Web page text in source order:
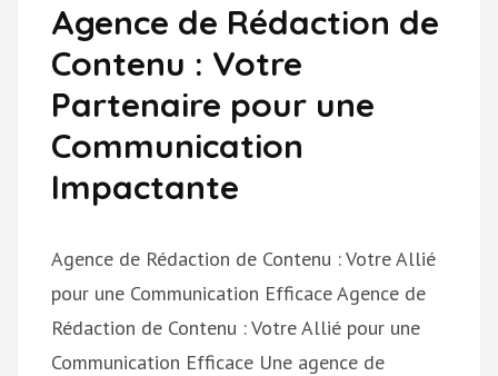
Agence de Rédaction de
Contenu : Votre
Partenaire pour une
Communication
Impactante
Agence de Rédaction de Contenu : Votre Allié
pour une Communication Efficace Agence de
Rédaction de Contenu : Votre Allié pour une
Communication Efficace Une agence de